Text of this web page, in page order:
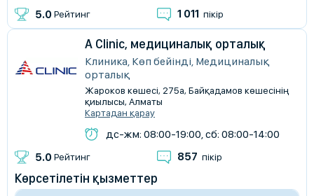
5.0 Рейтинг 1 011 пікір
A Clinic, медициналық орталық
Клиника, Көп бейінді, Медициналық
орталық
Жароков көшесі, 275а, Байқадамов көшесінің
қиылысы, Алматы
Картадан қарау
дс-жм: 08:00-19:00, сб: 08:00-14:00
5.0 Рейтинг 857 пікір
Көрсетілетін қызметтер